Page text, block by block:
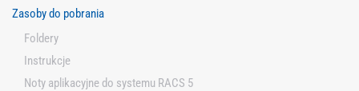
Zasoby do pobrania
Foldery
Instrukcje
Noty aplikacyjne do systemu RACS 5